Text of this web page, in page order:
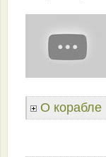
О корабле